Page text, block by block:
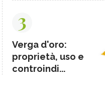
3
Verga d'oro:
proprietà, uso e
controindi...